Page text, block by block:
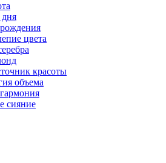
цвета
красоты
объема
сияние